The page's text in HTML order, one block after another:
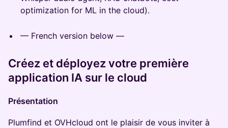
optimization for ML in the cloud).
— French version below —
Créez et déployez votre première
application IA sur le cloud
Présentation
Plumfind et OVHcloud ont le plaisir de vous inviter à